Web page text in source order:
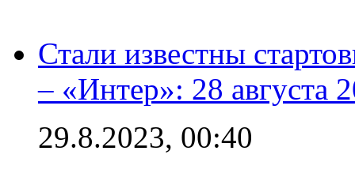
Стали известны
– «Интер»: 28 августа
29.8.2023, 00:40